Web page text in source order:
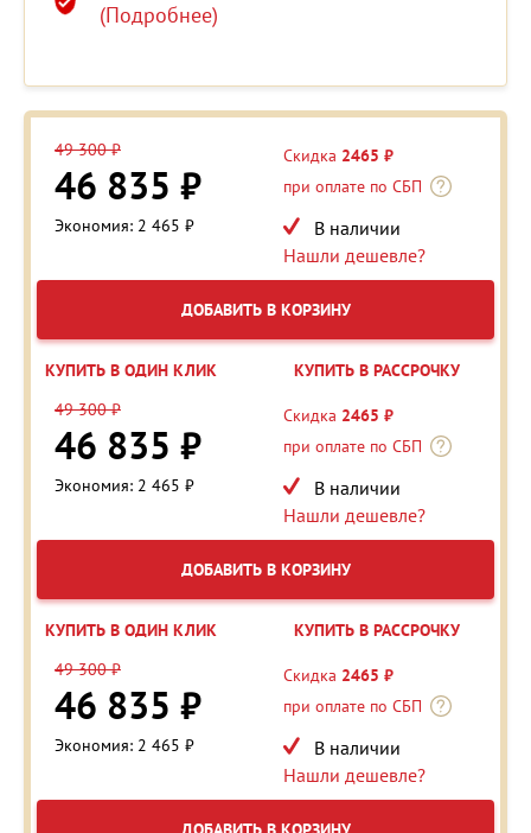
(Подробнее)
49 300 ₽
46 835 ₽
Экономия: 2 465 ₽
Скидка 2465 ₽
при оплате по СБП
В наличии
Нашли дешевле?
ДОБАВИТЬ В КОРЗИНУ
КУПИТЬ В ОДИН КЛИК
КУПИТЬ В РАССРОЧКУ
49 300 ₽
46 835 ₽
Экономия: 2 465 ₽
Скидка 2465 ₽
при оплате по СБП
В наличии
Нашли дешевле?
ДОБАВИТЬ В КОРЗИНУ
КУПИТЬ В ОДИН КЛИК
КУПИТЬ В РАССРОЧКУ
49 300 ₽
46 835 ₽
Экономия: 2 465 ₽
Скидка 2465 ₽
при оплате по СБП
В наличии
Нашли дешевле?